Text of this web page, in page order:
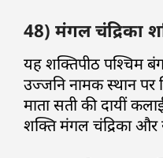
48) मंगल चंद्रिका
यह शक्तिपीठ पश्चिम
उज्जनि नामक स्थान पर
माता सती की दायीं
शक्ति मंगल चंद्रिका और